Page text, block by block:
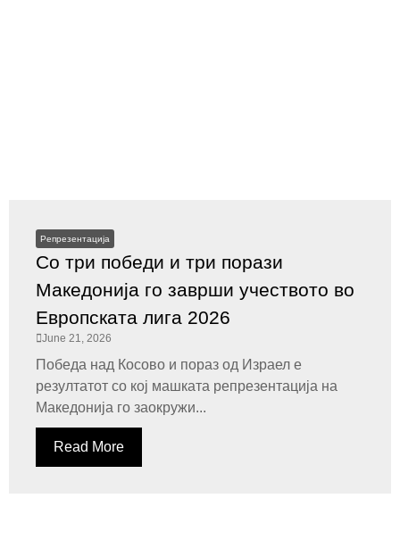
Репрезентација
Со три победи и три порази
Македонија го заврши учеството во
Европската лига 2026
June 21, 2026
Победа над Косово и пораз од Израел е
резултатот со кој машката репрезентација на
Македонија го заокружи...
Read More